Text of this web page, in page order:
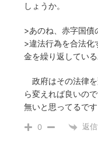
しょうか。
>あのね、赤字国債
>違法行為を合法化
金を繰り返してい
政府はその法律を
ら変えれば良いの
無いと思ってるです
0 返